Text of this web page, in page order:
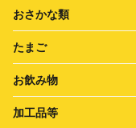
おさかな類
たまご
お飲み物
加工品等